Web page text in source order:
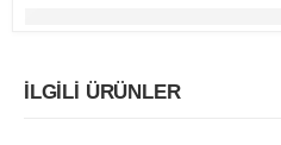
İLGILI ÜRÜNLER